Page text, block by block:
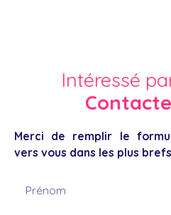
Intéressé
Merci de remplir le
vers vous dans les plus
Prénom